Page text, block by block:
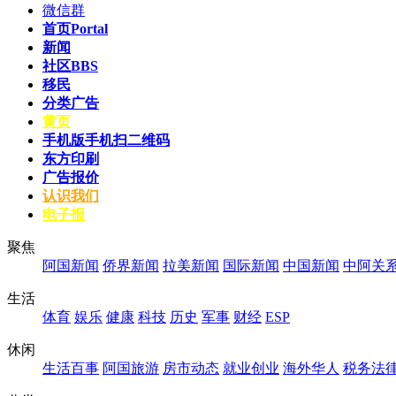
微信群
首页Portal
新闻
社区BBS
移民
分类广告
黄页
手机版手机扫二维码
东方印刷
广告报价
认识我们
电子报
聚焦
阿国新闻 侨界新闻 拉美新闻 国际新闻 中国新闻 中阿关
生活
体育 娱乐 健康 科技 历史 军事 财经 ESP
休闲
生活百事 阿国旅游 房市动态 就业创业 海外华人 税务法